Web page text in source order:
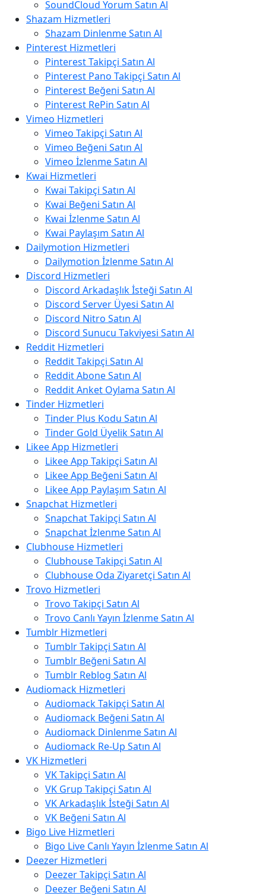
SoundCloud Yorum Satın Al
Shazam Hizmetleri
Shazam Dinlenme Satın Al
Pinterest Hizmetleri
Pinterest Takipçi Satın Al
Pinterest Pano Takipçi Satın Al
Pinterest Beğeni Satın Al
Pinterest RePin Satın Al
Vimeo Hizmetleri
Vimeo Takipçi Satın Al
Vimeo Beğeni Satın Al
Vimeo İzlenme Satın Al
Kwai Hizmetleri
Kwai Takipçi Satın Al
Kwai Beğeni Satın Al
Kwai İzlenme Satın Al
Kwai Paylaşım Satın Al
Dailymotion Hizmetleri
Dailymotion İzlenme Satın Al
Discord Hizmetleri
Discord Arkadaşlık İsteği Satın Al
Discord Server Üyesi Satın Al
Discord Nitro Satın Al
Discord Sunucu Takviyesi Satın Al
Reddit Hizmetleri
Reddit Takipçi Satın Al
Reddit Abone Satın Al
Reddit Anket Oylama Satın Al
Tinder Hizmetleri
Tinder Plus Kodu Satın Al
Tinder Gold Üyelik Satın Al
Likee App Hizmetleri
Likee App Takipçi Satın Al
Likee App Beğeni Satın Al
Likee App Paylaşım Satın Al
Snapchat Hizmetleri
Snapchat Takipçi Satın Al
Snapchat İzlenme Satın Al
Clubhouse Hizmetleri
Clubhouse Takipçi Satın Al
Clubhouse Oda Ziyaretçi Satın Al
Trovo Hizmetleri
Trovo Takipçi Satın Al
Trovo Canlı Yayın İzlenme Satın Al
Tumblr Hizmetleri
Tumblr Takipçi Satın Al
Tumblr Beğeni Satın Al
Tumblr Reblog Satın Al
Audiomack Hizmetleri
Audiomack Takipçi Satın Al
Audiomack Beğeni Satın Al
Audiomack Dinlenme Satın Al
Audiomack Re-Up Satın Al
VK Hizmetleri
VK Takipçi Satın Al
VK Grup Takipçi Satın Al
VK Arkadaşlık İsteği Satın Al
VK Beğeni Satın Al
Bigo Live Hizmetleri
Bigo Live Canlı Yayın İzlenme Satın Al
Deezer Hizmetleri
Deezer Takipçi Satın Al
Deezer Beğeni Satın Al